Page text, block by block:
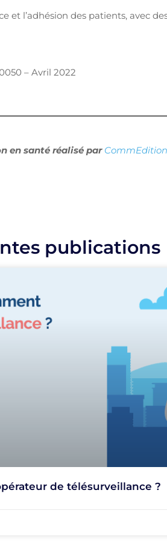
et l’adhésion des patients, avec
– Avril 2022
en santé réalisé par CommEdition
publications
de télésurveillance ?